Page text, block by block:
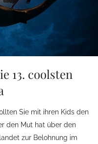
13. coolsten
Sie mit ihren Kids den
den Mut hat über den
zur Belohnung im